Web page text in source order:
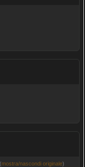
mostra/nascondi originale)